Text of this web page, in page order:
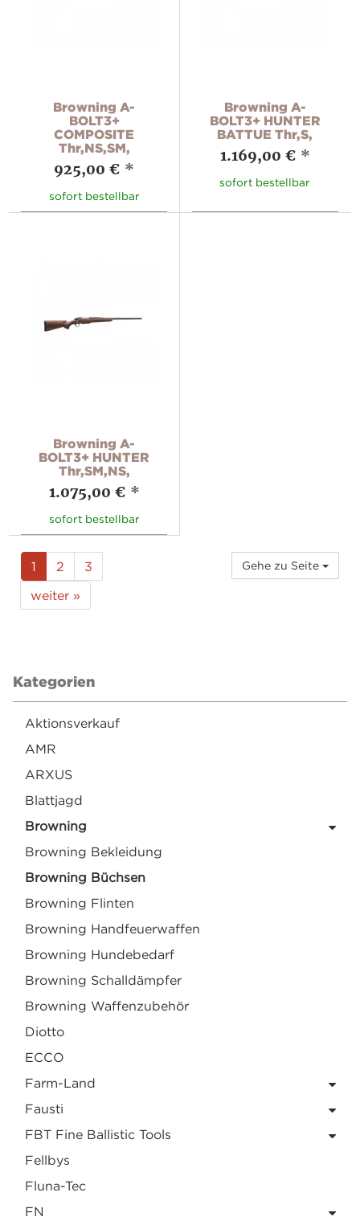
Browning A-
BOLT3+
COMPOSITE
Thr,NS,SM,
925,00 € *
sofort bestellbar
Browning A-
BOLT3+ HUNTER
BATTUE Thr,S,
1.169,00 € *
sofort bestellbar
Browning A-
BOLT3+ HUNTER
Thr,SM,NS,
1.075,00 € *
sofort bestellbar
1 2
3
weiter »
Gehe zu Seite
Kategorien
Aktionsverkauf
AMR
ARXUS
Blattjagd
Browning
Browning Bekleidung
Browning Büchsen
Browning Flinten
Browning Handfeuerwaffen
Browning Hundebedarf
Browning Schalldämpfer
Browning Waffenzubehör
Diotto
ECCO
Farm-Land
Fausti
FBT Fine Ballistic Tools
Fellbys
Fluna-Tec
FN